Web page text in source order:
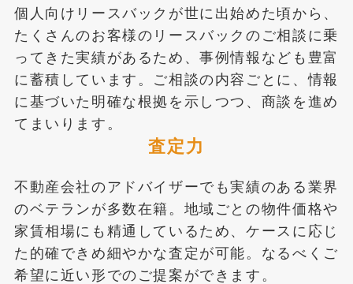
個人向けリースバックが世に出始めた頃から、
たくさんのお客様のリースバックのご相談に乗
ってきた実績があるため、事例情報なども豊富
に蓄積しています。ご相談の内容ごとに、情報
に基づいた明確な根拠を示しつつ、商談を進め
てまいります。
査定力
不動産会社のアドバイザーでも実績のある業界
のベテランが多数在籍。地域ごとの物件価格や
家賃相場にも精通しているため、ケースに応じ
た的確できめ細やかな査定が可能。なるべくご
希望に近い形でのご提案ができます。